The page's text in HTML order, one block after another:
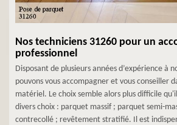
Nos techniciens 31260 pour un
professionnel
Disposant de plusieurs années d’expérience à
pouvons vous accompagner et vous conseiller
matériel. Le choix semble alors plus difficile
divers choix : parquet massif ; parquet semi-
contrecollé ; revêtement stratifié. Il est